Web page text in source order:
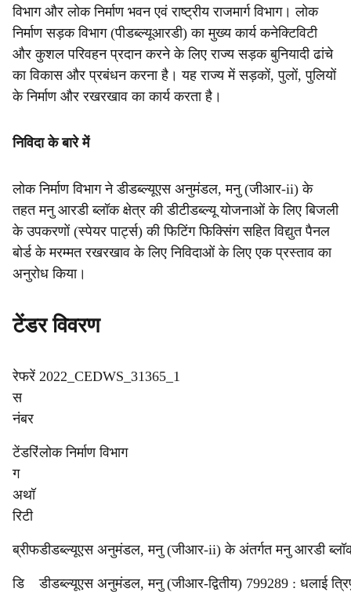
विभाग और लोक निर्माण भवन एवं राष्ट्रीय राजमार्ग विभाग। लोक
निर्माण सड़क विभाग (पीडब्ल्यूआरडी) का मुख्य कार्य कनेक्टिविटी
और कुशल परिवहन प्रदान करने के लिए राज्य सड़क बुनियादी ढांचे
का विकास और प्रबंधन करना है। यह राज्य में सड़कों, पुलों, पुलियों
के निर्माण और रखरखाव का कार्य करता है।
निविदा के बारे में
लोक निर्माण विभाग ने डीडब्ल्यूएस अनुमंडल, मनु (जीआर-ii) के
तहत मनु आरडी ब्लॉक क्षेत्र की डीटीडब्ल्यू योजनाओं के लिए बिजली
के उपकरणों (स्पेयर पार्ट्स) की फिटिंग फिक्सिंग सहित विद्युत पैनल
बोर्ड के मरम्मत रखरखाव के लिए निविदाओं के लिए एक प्रस्ताव का
अनुरोध किया।
टेंडर विवरण
रेफरें
स
नंबर
2022_CEDWS_31365_1
टेंडरिं
ग
अथॉ
रिटी
लोक निर्माण विभाग
ब्रीफडीडब्ल्यूएस अनुमंडल, मनु (जीआर-ii) के अंतर्गत मनु आरडी ब्लॉक
डि
डीडब्ल्यूएस अनुमंडल, मनु (जीआर-द्वितीय) 799289 : धलाई